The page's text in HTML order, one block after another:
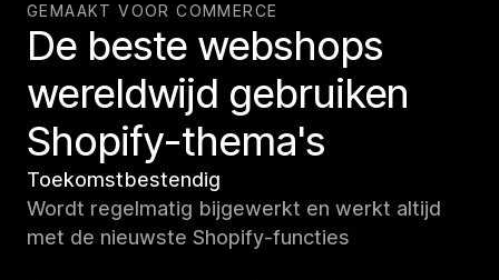
GEMAAKT VOOR COMMERCE
De beste webshops
wereldwijd gebruiken
Shopify-thema's
Toekomstbestendig
Wordt regelmatig bijgewerkt en werkt altijd
met de nieuwste Shopify-functies